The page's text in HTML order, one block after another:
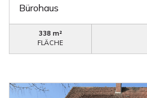
Bürohaus
338 m²
FLÄCHE